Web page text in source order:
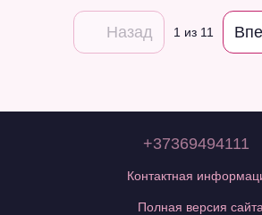
Назад 1 из 11
+37369494111
Контактная
Полная версия сайта